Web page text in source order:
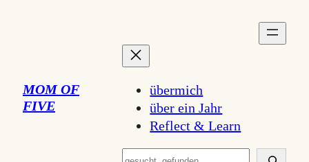
MOM OF
FIVE
übermich
über ein Jahr
Reflect & Learn
Suchen